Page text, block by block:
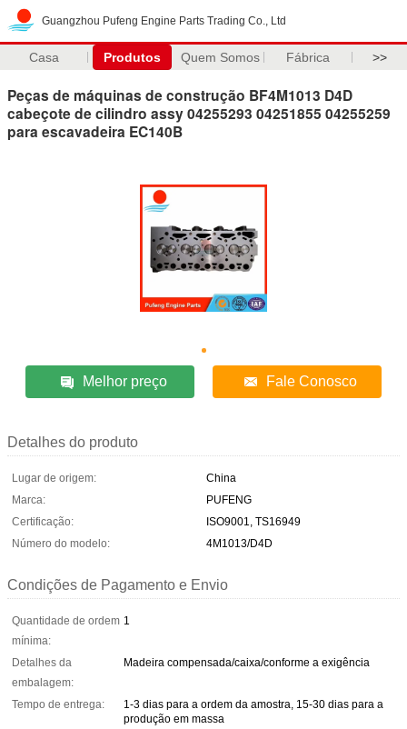
Guangzhou Pufeng Engine Parts Trading Co., Ltd
Casa Produtos Quem Somos Fábrica >>
Peças de máquinas de construção BF4M1013 D4D
cabeçote de cilindro assy 04255293 04251855 04255259
para escavadeira EC140B
Melhor preço Fale Conosco
Detalhes do produto
Lugar de origem:
China
Marca:
PUFENG
Certificação:
ISO9001, TS16949
Número do modelo:
4M1013/D4D
Condições de Pagamento e Envio
Quantidade de ordem
mínima:
1
Detalhes da
embalagem:
Madeira compensada/caixa/conforme a exigência
Tempo de entrega:
1-3 dias para a ordem da amostra, 15-30 dias para a
produção em massa